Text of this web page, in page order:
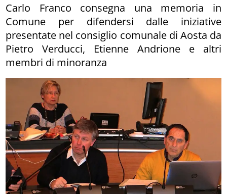
Carlo Franco consegna una memoria in
Comune per difendersi dalle iniziative
presentate nel consiglio comunale di Aosta da
Pietro Verducci, Etienne Andrione e altri
membri di minoranza